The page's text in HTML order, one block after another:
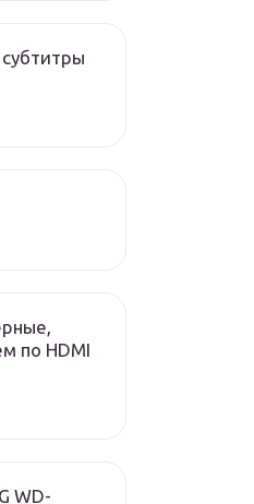
по HDMI
WD-